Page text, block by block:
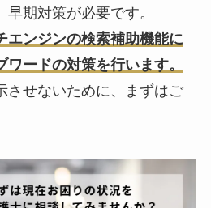
期対策が必要です。
エンジンの検索補助機能に
ードの対策を行います。
させないために、まずはご